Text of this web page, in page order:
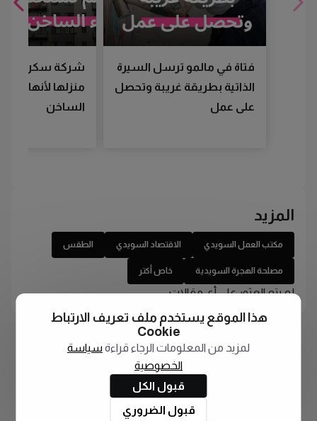
فتاة في مالمو ترسل السيرة
الذاتية بطريقة غريبة وتحصل
على عمل
شركة سكن
منزلها لأنها لم
الساخن
المزيد
مكتب العمل السويدي الاقتصاد السويدي الطقس
مصلحة الهجرة السويدية خاص أكتر
لم يتم العثور على أي مقالات
هذا الموقع يستخدم ملف تعريف الارتباط
Cookie
لمزيد من المعلومات الرجاء قراءة سياسة
الخصوصية
قبول الكل
قبول الضروري